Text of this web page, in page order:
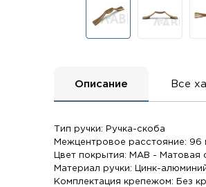
Описание Все
Тип ручки: Ручка-скоба
Межцентровое расстояние: 96
Цвет покрытия: MAB - Матовая
Материал ручки: Цинк-
Комплектация крепежом: Без